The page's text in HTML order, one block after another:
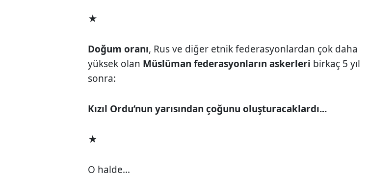
★
Doğum oranı, Rus ve diğer etnik federasyonlardan çok daha
yüksek olan Müslüman federasyonların askerleri birkaç 5 yıl
sonra:
Kızıl Ordu’nun yarısından çoğunu oluşturacaklardı...
★
O halde...